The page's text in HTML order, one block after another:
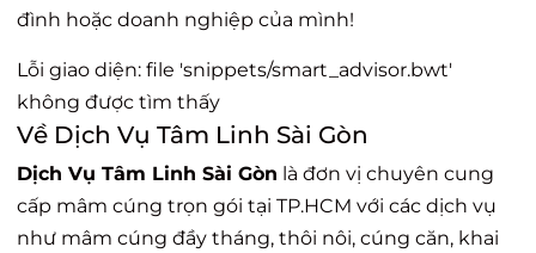
đình hoặc doanh nghiệp của mình!
Lỗi giao diện: file 'snippets/smart_advisor.bwt'
không được tìm thấy
Về Dịch Vụ Tâm Linh Sài Gòn
Dịch Vụ Tâm Linh Sài Gòn là đơn vị chuyên cung
cấp mâm cúng trọn gói tại TP.HCM với các dịch vụ
như mâm cúng đầy tháng, thôi nôi, cúng căn, khai